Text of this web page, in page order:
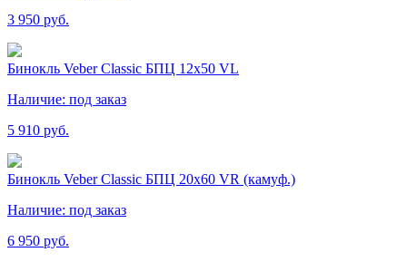
3 950 руб.
Бинокль Veber Classic БПЦ 12х50 VL
Наличие: под заказ
5 910 руб.
Бинокль Veber Classic БПЦ 20х60 VR (камуф.)
Наличие: под заказ
6 950 руб.